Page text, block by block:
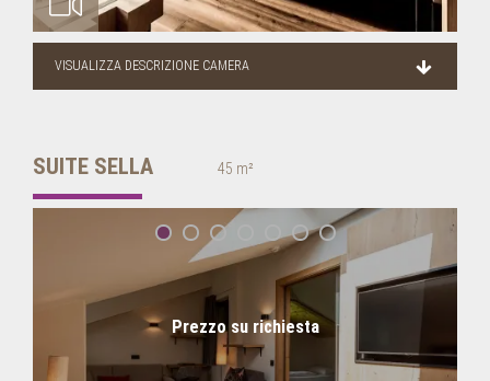
VISUALIZZA DESCRIZIONE CAMERA
SUITE SELLA 45 m²
Prezzo su richiesta